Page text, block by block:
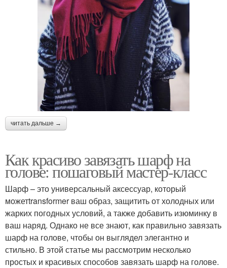
читать дальше →
Как красиво завязать шарф на
голове: пошаговый мастер-класс
Шарф – это универсальный аксессуар, который
можетtransformer ваш образ, защитить от холодных или
жарких погодных условий, а также добавить изюминку в
ваш наряд. Однако не все знают, как правильно завязать
шарф на голове, чтобы он выглядел элегантно и
стильно. В этой статье мы рассмотрим несколько
простых и красивых способов завязать шарф на голове.